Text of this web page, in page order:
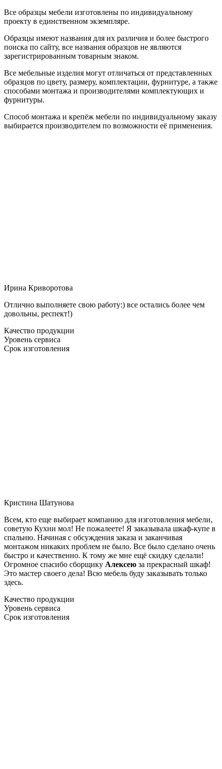
Все образцы мебели изготовлены по индивидуальному
проекту в единственном экземпляре.
Образцы имеют названия для их различия и более быстрого
поиска по сайту, все названия образцов не являются
зарегистрированным товарным знаком.
Все мебельные изделия могут отличаться от представленных
образцов по цвету, размеру, комплектации, фурнитуре, а также
способами монтажа и производителями комплектующих и
фурнитуры.
Способ монтажа и крепёж мебели по индивидуальному заказу
выбирается производителем по возможности её применения.
Ирина Криворотова
Отлично выполняете свою работу:) все остались более чем
довольны, респект!)
Качество продукции
Уровень сервиса
Срок изготовления
Кристина Шатунова
Всем, кто еще выбирает компанию для изготовления мебели,
советую Кухни мол! Не пожалеете! Я заказывала шкаф-купе в
спальню. Начиная с обсуждения заказа и заканчивая
монтажом никаких проблем не было. Все было сделано очень
быстро и качественно. К тому же мне ещё скидку сделали!
Огромное спасибо сборщику Алексею за прекрасный шкаф!
Это мастер своего дела! Всю мебель буду заказывать только
здесь.
Качество продукции
Уровень сервиса
Срок изготовления